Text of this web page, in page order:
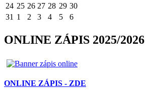
24 25 26 27 28 29 30
31 1 2 3 4 5 6
ONLINE ZÁPIS 2025/2026
ONLINE ZÁPIS - ZDE